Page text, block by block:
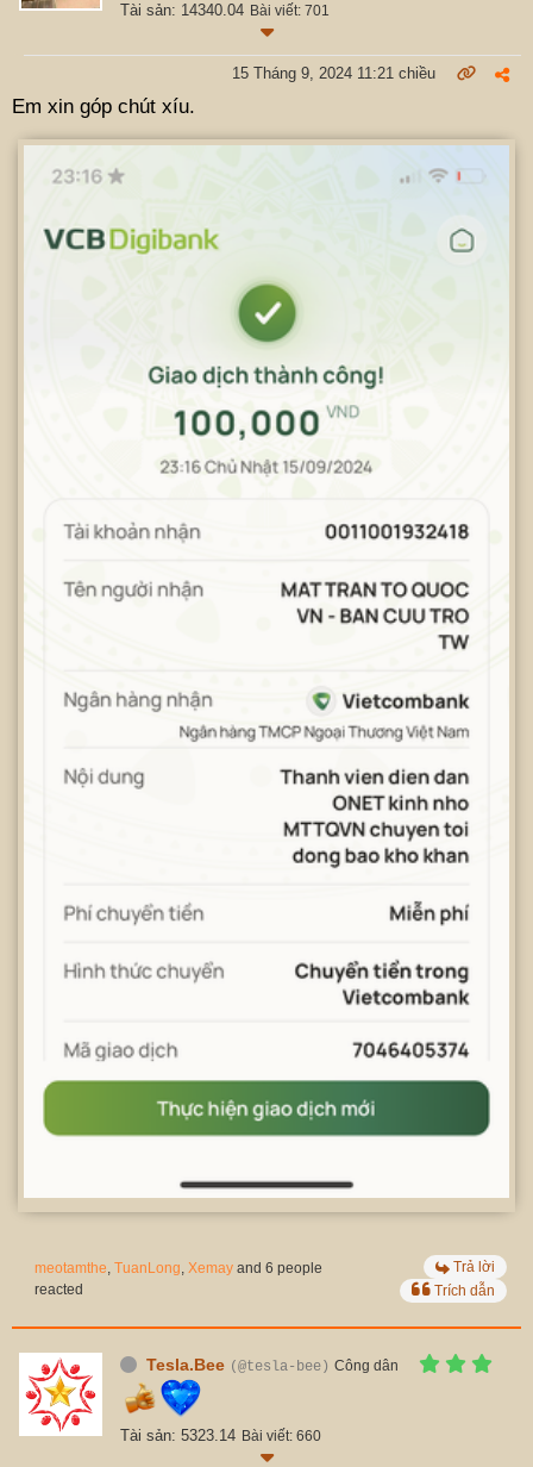
Tài sản: 14340.04 Bài viết: 701
15 Tháng 9, 2024 11:21 chiều
Em xin góp chút xíu.
meotamthe, TuanLong, Xemay and 6 people
reacted
Trả lời
Trích dẫn
Tesla.Bee (@tesla-bee) Công dân
Tài sản: 5323.14 Bài viết: 660